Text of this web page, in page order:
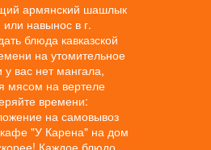
армянский шашлык
или навынос в г.
блюда кавказской
на утомительное
вас нет мангала,
мясом на вертеле
времени:
на самовывоз
"У Карена" на дом